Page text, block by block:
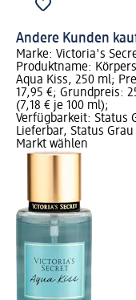
Andere Kunden
Marke: Victoria's
Produktname:
Aqua Kiss, 250 ml;
17,95 €; Grundpreis:
(7,18 € je 100 ml);
Verfügbarkeit: Status
Lieferbar, Status
Markt wählen